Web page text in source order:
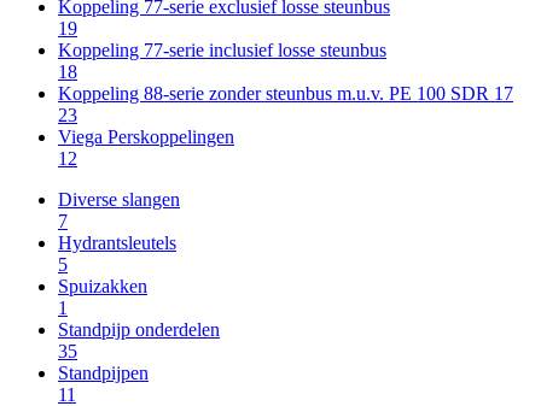
Koppeling 77-serie exclusief losse steunbus
19
Koppeling 77-serie inclusief losse steunbus
18
Koppeling 88-serie zonder steunbus m.u.v. PE 100 SDR 17
23
Viega Perskoppelingen
12
Diverse slangen
7
Hydrantsleutels
5
Spuizakken
1
Standpijp onderdelen
35
Standpijpen
11